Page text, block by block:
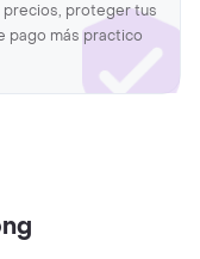
proteger tus
pago más practico